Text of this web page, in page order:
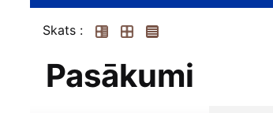
Skats :
Pasākumi